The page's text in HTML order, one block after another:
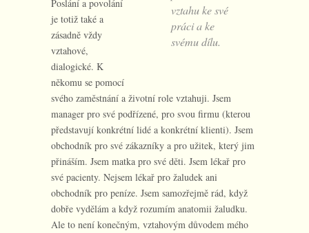
vztahu ke své
práci a ke
svému dílu.
Poslání a povolání
je totiž také a
zásadně vždy
vztahové,
dialogické. K
někomu se pomocí
svého zaměstnání a životní role vztahuji. Jsem
manager pro své podřízené, pro svou firmu (kterou
představují konkrétní lidé a konkrétní klienti). Jsem
obchodník pro své zákazníky a pro užitek, který jim
přináším. Jsem matka pro své děti. Jsem lékař pro
své pacienty. Nejsem lékař pro žaludek ani
obchodník pro peníze. Jsem samozřejmě rád, když
dobře vydělám a když rozumím anatomii žaludku.
Ale to není konečným, vztahovým důvodem mého